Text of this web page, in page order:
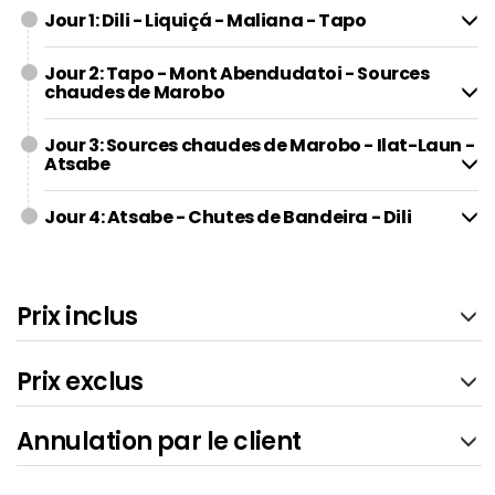
Jour 1: Dili - Liquiçá - Maliana - Tapo
Jour 2: Tapo - Mont Abendudatoi - Sources
chaudes de Marobo
Jour 3: Sources chaudes de Marobo - Ilat-Laun -
Atsabe
Jour 4: Atsabe - Chutes de Bandeira - Dili
Prix inclus
Prix exclus
Annulation par le client